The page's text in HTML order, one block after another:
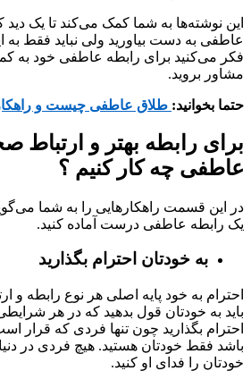
این نوشته‌ها به شما کمک می‌کند تا یک دید
عاطفی به دست بیاورید ولی نباید فقط به
فکر می‌کنید برای رابطه عاطفی خود به
مشاور بروید.
حتما بخوانید: طلاق عاطفی چیست و راهکار
برای رابطه بهتر و ارتباط
عاطفی چه کار کنیم ؟
در این قسمت راهکارهایی را به شما
یک رابطه عاطفی درست آماده کنید.
به خودتان احترام بگذارید
احترام به خود پایه اصلی هر نوع رابطه
باید به خودتان قول بدهید که در هر
احترام بگذارید چون تنها فردی که قرار
باشد فقط خودتان هستید. هیچ فردی در
خودتان را فدای او کنید.